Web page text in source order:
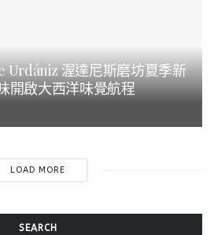
Urdániz 渥達尼斯磨坊夏季新
開啟大西洋味覺航程
LOAD MORE
SEARCH